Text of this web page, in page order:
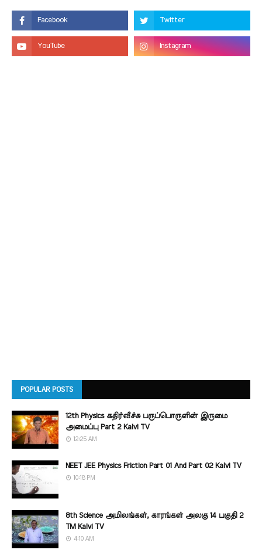
POPULAR POSTS
12th Physics கதிர்வீச்சு பருப்பொருளின் இருமை
அமைப்பு Part 2 Kalvi TV
12:25 AM
NEET JEE Physics Friction Part 01 And Part 02 Kalvi TV
10:18 PM
8th Science அமிலங்கள், காரங்கள் அலகு 14 பகுதி 2
TM Kalvi TV
4:10 AM